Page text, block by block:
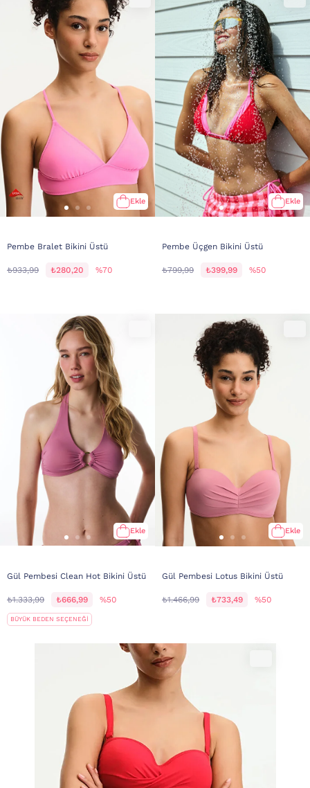
Ekle
Pembe Bralet Bikini Üstü
₺933,99 ₺280,20 %70
Ekle
Pembe Üçgen Bikini Üstü
₺799,99 ₺399,99 %50
Ekle
Gül Pembesi Clean Hot Bikini Üstü
₺1.333,99 ₺666,99 %50
BÜYÜK BEDEN SEÇENEĞİ
Ekle
Gül Pembesi Lotus Bikini Üstü
₺1.466,99 ₺733,49 %50